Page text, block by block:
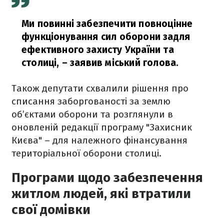
Ми повинні забезпечити повноцінне
функціонування сил оборони задля
ефективного захисту України та
столиці, – заявив міський голова.
Також депутати схвалили рішення про
списання заборгованості за землю
об’єктами оборони та розглянули в
оновленій редакції програму "Захисник
Києва" – для належного фінансування
територіальної оборони столиці.
Програми щодо забезпечення
житлом людей, які втратили
свої домівки